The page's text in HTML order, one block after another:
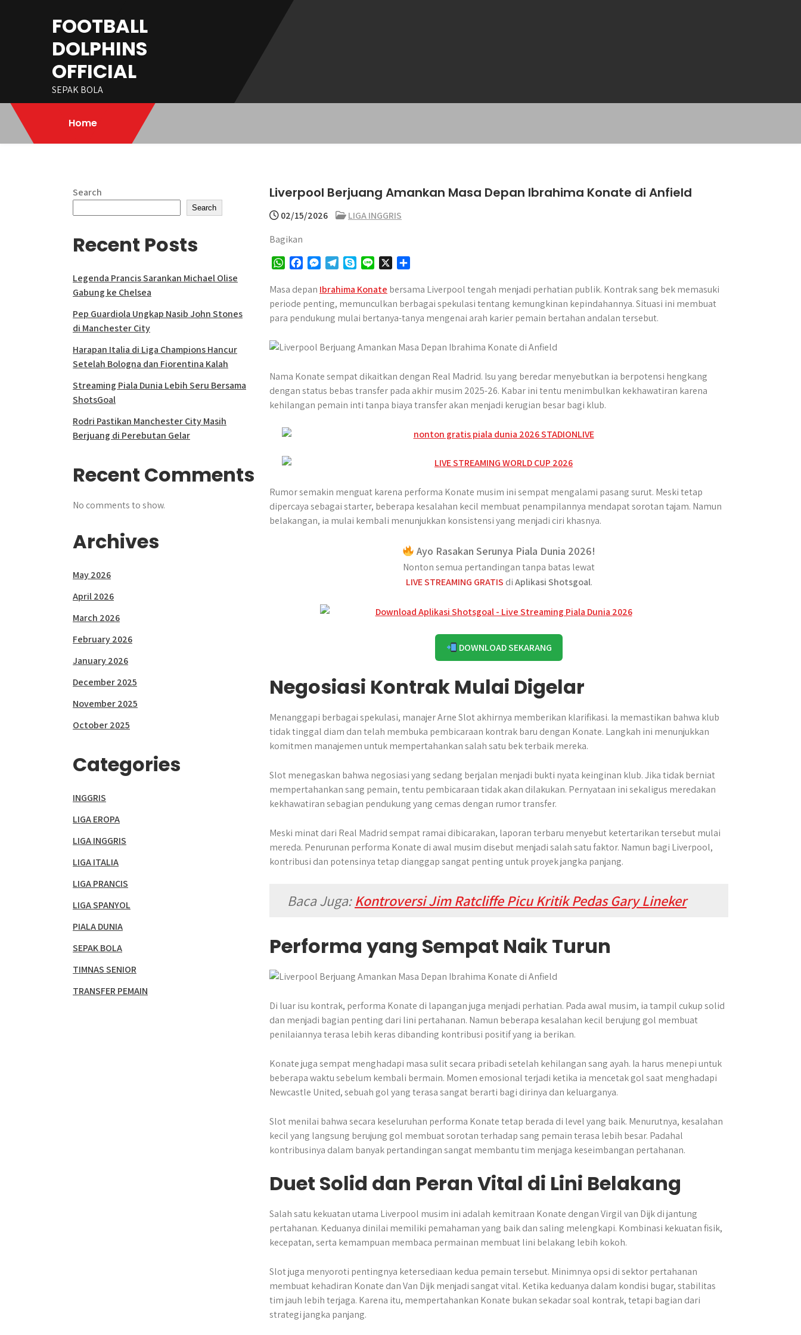
FOOTBALL
DOLPHINS
OFFICIAL
SEPAK BOLA
Home
Liverpool Berjuang Amankan Masa Depan Ibrahima Konate di Anfield
02/15/2026
LIGA INGGRIS
Bagikan
W
a
t
s
p
p
c
e
b
k
s
s
e
g
e
l
e
g
m
y
p
e
n
e
a
r
e
Masa depan Ibrahima Konate bersama Liverpool tengah menjadi perhatian publik. Kontrak sang bek memasuki
periode penting, memunculkan berbagai spekulasi tentang kemungkinan kepindahannya. Situasi ini membuat
para pendukung mulai bertanya-tanya mengenai arah karier pemain bertahan andalan tersebut.
Nama Konate sempat dikaitkan dengan Real Madrid. Isu yang beredar menyebutkan ia berpotensi hengkang
dengan status bebas transfer pada akhir musim 2025-26. Kabar ini tentu menimbulkan kekhawatiran karena
kehilangan pemain inti tanpa biaya transfer akan menjadi kerugian besar bagi klub.
Rumor semakin menguat karena performa Konate musim ini sempat mengalami pasang surut. Meski tetap
dipercaya sebagai starter, beberapa kesalahan kecil membuat penampilannya mendapat sorotan tajam. Namun
belakangan, ia mulai kembali menunjukkan konsistensi yang menjadi ciri khasnya.
Ayo Rasakan Serunya Piala Dunia 2026!
Nonton semua pertandingan tanpa batas lewat
LIVE STREAMING GRATIS diAplikasi Shotsgoal.
DOWNLOAD SEKARANG
Negosiasi Kontrak Mulai Digelar
Menanggapi berbagai spekulasi, manajer Arne Slot akhirnya memberikan klarifikasi. Ia memastikan bahwa klub
tidak tinggal diam dan telah membuka pembicaraan kontrak baru dengan Konate. Langkah ini menunjukkan
komitmen manajemen untuk mempertahankan salah satu bek terbaik mereka.
Slot menegaskan bahwa negosiasi yang sedang berjalan menjadi bukti nyata keinginan klub. Jika tidak berniat
mempertahankan sang pemain, tentu pembicaraan tidak akan dilakukan. Pernyataan ini sekaligus meredakan
kekhawatiran sebagian pendukung yang cemas dengan rumor transfer.
Meski minat dari Real Madrid sempat ramai dibicarakan, laporan terbaru menyebut ketertarikan tersebut mulai
mereda. Penurunan performa Konate di awal musim disebut menjadi salah satu faktor. Namun bagi Liverpool,
kontribusi dan potensinya tetap dianggap sangat penting untuk proyek jangka panjang.
Baca Juga:Kontroversi Jim Ratcliffe Picu Kritik Pedas Gary Lineker
Performa yang Sempat Naik Turun
Di luar isu kontrak, performa Konate di lapangan juga menjadi perhatian. Pada awal musim, ia tampil cukup solid
dan menjadi bagian penting dari lini pertahanan. Namun beberapa kesalahan kecil berujung gol membuat
penilaiannya terasa lebih keras dibanding kontribusi positif yang ia berikan.
Konate juga sempat menghadapi masa sulit secara pribadi setelah kehilangan sang ayah. Ia harus menepi untuk
beberapa waktu sebelum kembali bermain. Momen emosional terjadi ketika ia mencetak gol saat menghadapi
Newcastle United, sebuah gol yang terasa sangat berarti bagi dirinya dan keluarganya.
Slot menilai bahwa secara keseluruhan performa Konate tetap berada di level yang baik. Menurutnya, kesalahan
kecil yang langsung berujung gol membuat sorotan terhadap sang pemain terasa lebih besar. Padahal
kontribusinya dalam banyak pertandingan sangat membantu tim menjaga keseimbangan pertahanan.
Duet Solid dan Peran Vital di Lini Belakang
Salah satu kekuatan utama Liverpool musim ini adalah kemitraan Konate dengan Virgil van Dijk di jantung
pertahanan. Keduanya dinilai memiliki pemahaman yang baik dan saling melengkapi. Kombinasi kekuatan fisik,
kecepatan, serta kemampuan membaca permainan membuat lini belakang lebih kokoh.
Slot juga menyoroti pentingnya ketersediaan kedua pemain tersebut. Minimnya opsi di sektor pertahanan
membuat kehadiran Konate dan Van Dijk menjadi sangat vital. Ketika keduanya dalam kondisi bugar, stabilitas
tim jauh lebih terjaga. Karena itu, mempertahankan Konate bukan sekadar soal kontrak, tetapi bagian dari
strategi jangka panjang.
Search
Search
Recent Posts
Legenda Prancis Sarankan Michael Olise
Gabung ke Chelsea
Pep Guardiola Ungkap Nasib John Stones
di Manchester City
Harapan Italia di Liga Champions Hancur
Setelah Bologna dan Fiorentina Kalah
Streaming Piala Dunia Lebih Seru Bersama
ShotsGoal
Rodri Pastikan Manchester City Masih
Berjuang di Perebutan Gelar
Recent Comments
No comments to show.
Archives
May 2026
April 2026
March 2026
February 2026
January 2026
December 2025
November 2025
October 2025
Categories
INGGRIS
LIGA EROPA
LIGA INGGRIS
LIGA ITALIA
LIGA PRANCIS
LIGA SPANYOL
PIALA DUNIA
SEPAK BOLA
TIMNAS SENIOR
TRANSFER PEMAIN